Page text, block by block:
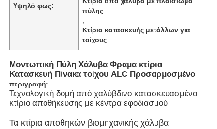
Αρχική Σελίδα
Προϊόντα
Βίντεο
Υψηλό φως:
πύλης
Κτίρια κατασκευής μετάλλων για
τοίχους
Μοντωπική Πύλη Χάλυβα Φραμα κτίρια
Κατασκευή Πίνακα τοίχου ALC Προσαρμοσμένο
περιγραφή:
Τεχνολογική δομή από χαλύβδινο κατασκευασμένο
κτίριο αποθήκευσης με κέντρα εφοδιασμού
Τα κτίρια αποθηκών βιομηχανικής χάλυβα